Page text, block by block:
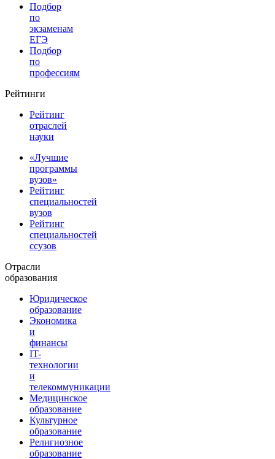
Подбор
по
экзаменам
ЕГЭ
Подбор
по
профессиям
Рейтинги
Рейтинг
отраслей
науки
«Лучшие
программы
вузов»
Рейтинг
специальностей
вузов
Рейтинг
специальностей
ссузов
Отрасли
образования
Юридическое
образование
Экономика
и
финансы
IT-
технологии
и
телекоммуникации
Медицинское
образование
Культурное
образование
Религиозное
образование